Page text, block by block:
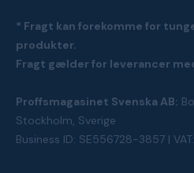
* Fragt kan forekomme for
produkter.
Fragt gælder for leverancer
Proffsmagasinet Svenska AB:
Stockholm, Sverige
Business ID: SE556728-3857 |